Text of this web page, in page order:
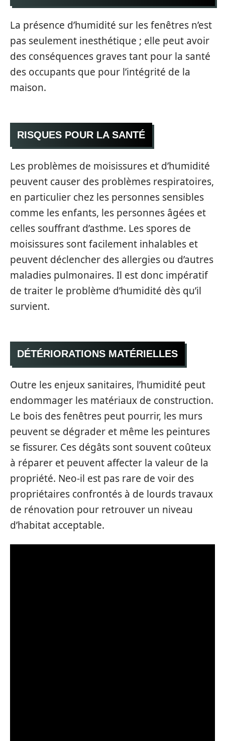
La présence d’humidité sur les fenêtres n’est
pas seulement inesthétique ; elle peut avoir
des conséquences graves tant pour la santé
des occupants que pour l’intégrité de la
maison.
RISQUES POUR LA SANTÉ
Les problèmes de moisissures et d’humidité
peuvent causer des problèmes respiratoires,
en particulier chez les personnes sensibles
comme les enfants, les personnes âgées et
celles souffrant d’asthme. Les spores de
moisissures sont facilement inhalables et
peuvent déclencher des allergies ou d’autres
maladies pulmonaires. Il est donc impératif
de traiter le problème d’humidité dès qu’il
survient.
DÉTÉRIORATIONS MATÉRIELLES
Outre les enjeux sanitaires, l’humidité peut
endommager les matériaux de construction.
Le bois des fenêtres peut pourrir, les murs
peuvent se dégrader et même les peintures
se fissurer. Ces dégâts sont souvent coûteux
à réparer et peuvent affecter la valeur de la
propriété. Neo-il est pas rare de voir des
propriétaires confrontés à de lourds travaux
de rénovation pour retrouver un niveau
d’habitat acceptable.